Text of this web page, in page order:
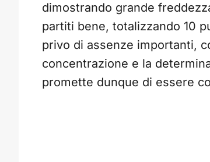
dimostrando grande
partiti bene, totalizzando 10
privo di assenze importanti,
concentrazione e la
promette dunque di essere